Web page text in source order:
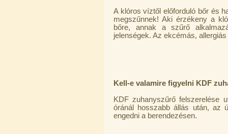
A klóros víztől előforduló bőr és
megszűnnek! Aki érzékeny a
bőre, annak a szűrő
jelenségek. Az ekcémás,
Kell-e valamire figyelni KDF
KDF zuhanyszűrő felszerelése
óránál hosszabb állás után, az
engedni a berendezésen.